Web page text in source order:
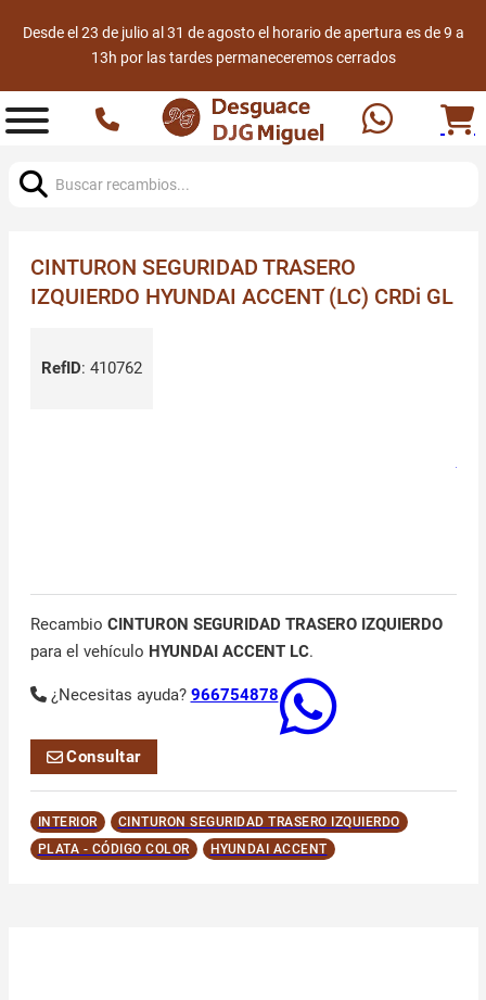
Desde el 23 de julio al 31 de agosto el horario de apertura es de 9 a
13h por las tardes permaneceremos cerrados
CINTURON SEGURIDAD TRASERO
IZQUIERDO HYUNDAI ACCENT (LC) CRDi GL
RefID: 410762
Recambio CINTURON SEGURIDAD TRASERO IZQUIERDO
para el vehículo HYUNDAI ACCENT LC.
¿Necesitas ayuda? 966754878
Consultar
INTERIOR
CINTURON SEGURIDAD TRASERO IZQUIERDO
PLATA - CÓDIGO COLOR
HYUNDAI ACCENT